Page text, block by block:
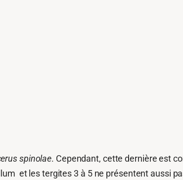
spinolae. Cependant, cette dernière est
et les tergites 3 à 5 ne présentent aussi